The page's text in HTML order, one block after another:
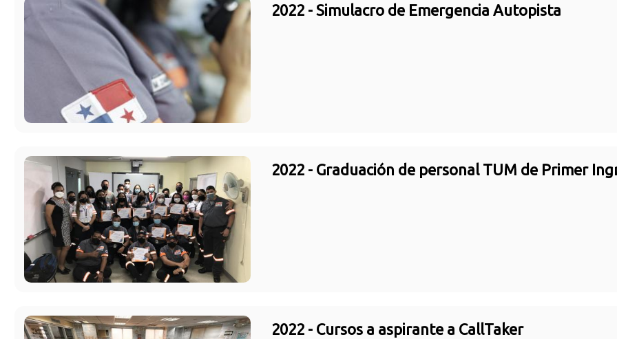
2022 - Simulacro de Emergencia Autopista
2022 - Graduación de personal TUM de Primer
2022 - Cursos a aspirante a CallTaker